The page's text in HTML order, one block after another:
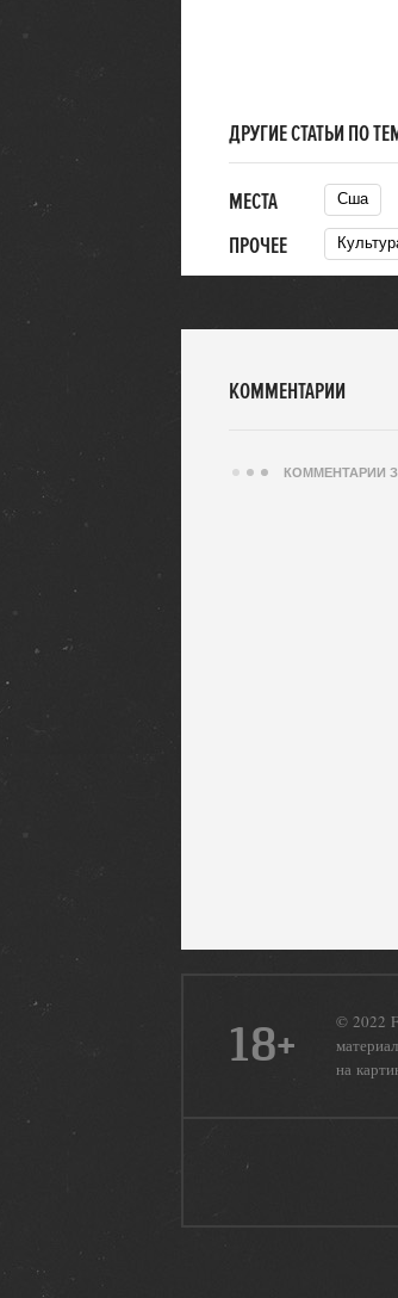
ДРУГИЕ СТАТЬИ ПО
МЕСТА Сша
ПРОЧЕЕ
КОММЕНТАРИИ
КОММЕНТАРИИ
18+
© 2022
на